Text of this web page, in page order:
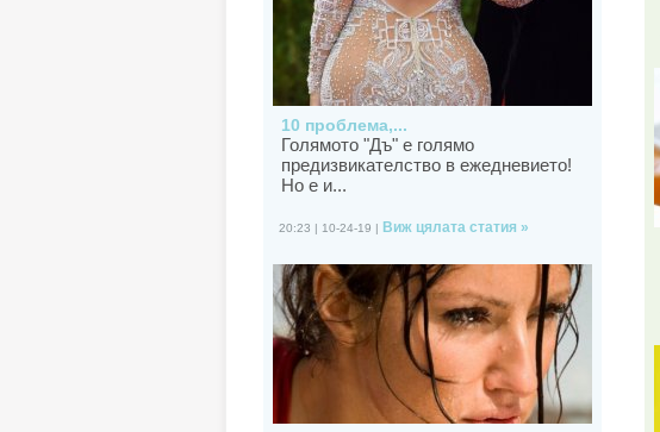
10 проблема,...
Голямото "Дъ" е голямо
предизвикателство в ежедневието!
Но е и...
20:23 | 10-24-19 | Виж цялата статия »